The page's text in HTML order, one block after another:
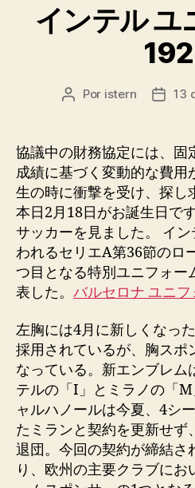
インテル ユ
Autor
entrada
Por istern
Fecha
13
協議中の財務協定には、固
成績に基づく変動的な費用
生の時に衝撃を受け、探し
本日2月18日がお誕生日で
サッカーを見ました。 イ
われるセリエA第36節のロ
つ目となる特別ユニフォー
表した。 バルセロナ ユニ
左胸には4月に新しくなっ
採用されているが、胸スポ
なっている。新エンブレム
テルの「I」とミラノの「
ャルハノールは今夏、4シ
たミランと契約を更新せず
退団。今回の契約が締結さ
り、欧州の主要クラブにお